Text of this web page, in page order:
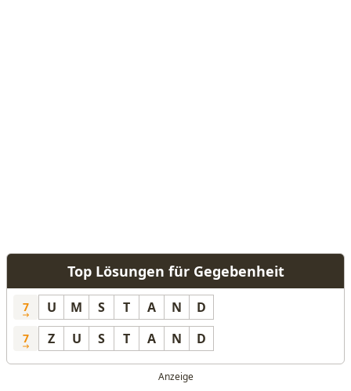
Top Lösungen für Gegebenheit
7 U M S T A N D
7 Z U S T A N D